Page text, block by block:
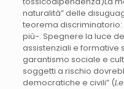
naturalità” delle
teorema
più-. Spegnere la luce
assistenziali e formative
garantismo sociale e
soggetti a rischio
democratiche e civili” (